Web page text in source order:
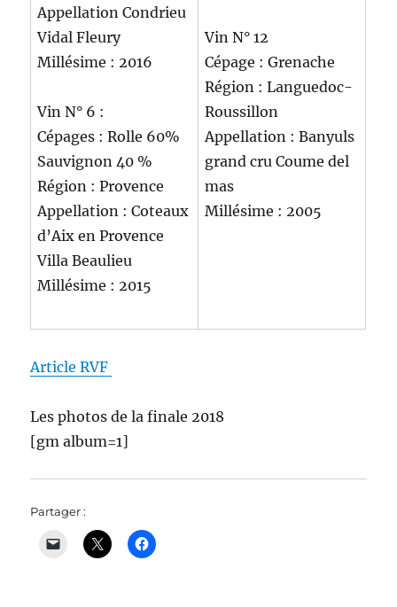
Appellation Condrieu
Vidal Fleury
Millésime : 2016
Vin N° 6 :
Cépages : Rolle 60%
Sauvignon 40 %
Région : Provence
Appellation : Coteaux
d’Aix en Provence
Villa Beaulieu
Millésime : 2015
Vin N° 12
Cépage : Grenache
Région : Languedoc-
Roussillon
Appellation : Banyuls
grand cru Coume del
mas
Millésime : 2005
Article RVF
Les photos de la finale 2018
[gm album=1]
Partager :